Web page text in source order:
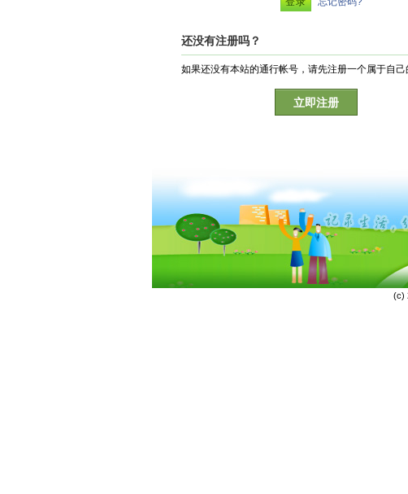
还没有注册吗？
如果还没有本站的通行帐号，请先注册一个属于自己
立即注册
(c)